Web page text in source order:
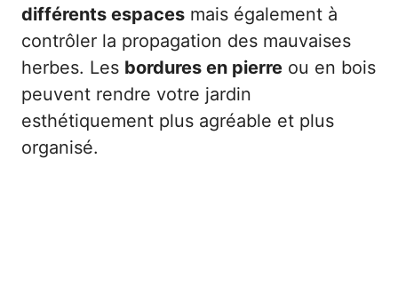
différents espaces mais également à
contrôler la propagation des mauvaises
herbes. Les bordures en pierre ou en bois
peuvent rendre votre jardin
esthétiquement plus agréable et plus
organisé.